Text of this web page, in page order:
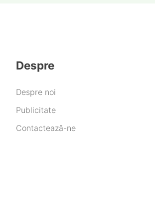
Despre
Despre noi
Publicitate
Contactează-ne